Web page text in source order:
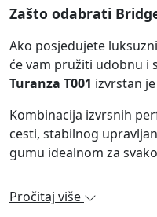
Zašto odabrati
Ako posjedujete
će vam pružiti udobnu i
Turanza T001 izvrstan
Kombinacija izvrsnih
cesti, stabilnog
gumu idealnom za
Pročitaj više